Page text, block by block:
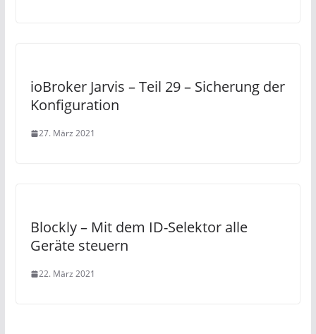
ioBroker Jarvis – Teil 29 – Sicherung der
Konfiguration
27. März 2021
Blockly – Mit dem ID-Selektor alle
Geräte steuern
22. März 2021